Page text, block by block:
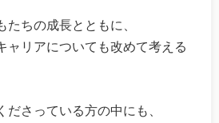
ちの成長とともに、
ャリアについても改めて考える
ださっている方の中にも、